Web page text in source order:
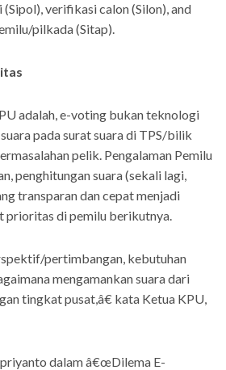
verifikasi calon (Silon), and
pilkada (Sitap).
adalah, e-voting bukan teknologi
pada surat suara di TPS/bilik
pelik. Pengalaman Pemilu
penghitungan suara (sekali lagi,
transparan dan cepat menjadi
prioritas di pemilu berikutnya.
pertimbangan, kebutuhan
mengamankan suara dari
tingkat pusat,â€ kata Ketua KPU,
dalam â€œDilema E-